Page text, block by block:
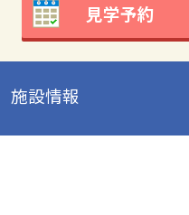
見学予約
施設情報